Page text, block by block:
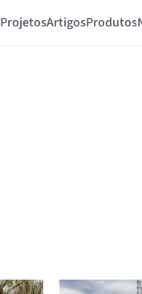
ProjetosArtigosProdutos